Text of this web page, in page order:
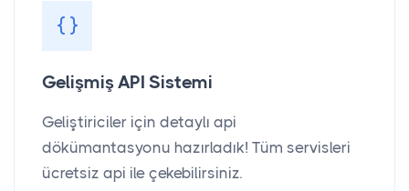
Gelişmiş API Sistemi
Geliştiriciler için detaylı api
dökümantasyonu hazırladık! Tüm servisleri
ücretsiz api ile çekebilirsiniz.